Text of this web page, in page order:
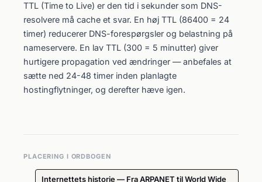
TTL (Time to Live) er den tid i sekunder som DNS-
resolvere må cache et svar. En høj TTL (86400 = 24
timer) reducerer DNS-forespørgsler og belastning på
nameservere. En lav TTL (300 = 5 minutter) giver
hurtigere propagation ved ændringer — anbefales at
sætte ned 24-48 timer inden planlagte
hostingflytninger, og derefter hæve igen.
PLACERING I ORDBOGEN
Internettets historie — Fra ARPANET til World Wide